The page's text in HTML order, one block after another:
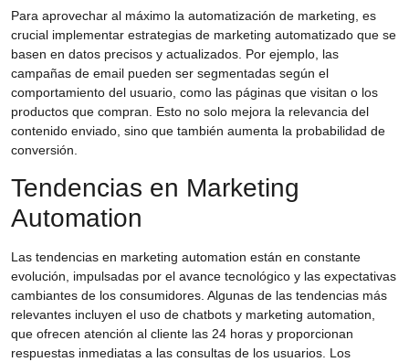
Para aprovechar al máximo la automatización de marketing , es
crucial implementar estrategias de marketing automatizado que se
basen en datos precisos y actualizados. Por ejemplo, las
campañas de email pueden ser segmentadas según el
comportamiento del usuario, como las páginas que visitan o los
productos que compran. Esto no solo mejora la relevancia del
contenido enviado, sino que también aumenta la probabilidad de
conversión.
Tendencias en Marketing
Automation
Las tendencias en marketing automation están en constante
evolución, impulsadas por el avance tecnológico y las expectativas
cambiantes de los consumidores. Algunas de las tendencias más
relevantes incluyen el uso de chatbots y marketing automation
que ofrecen atención al cliente las 24 horas y proporcionan
respuestas inmediatas a las consultas de los usuarios. Los